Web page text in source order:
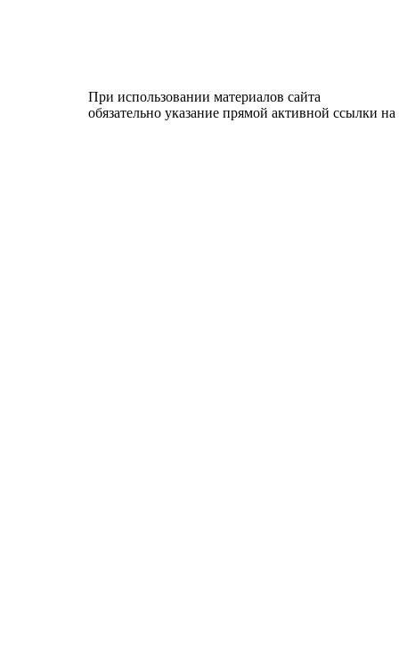
При использовании материалов сайта
обязательно указание прямой активной ссылки на